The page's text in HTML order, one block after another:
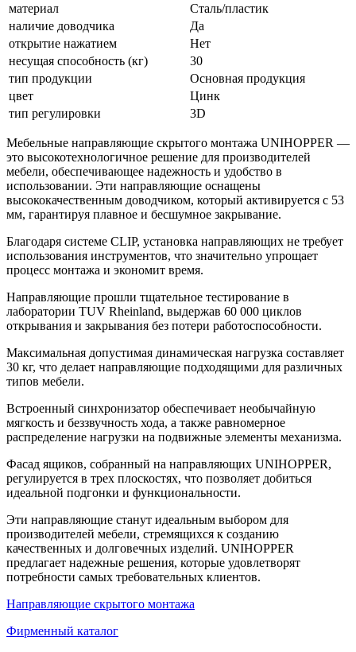
материал
Сталь/пластик
наличие доводчика
Да
открытие нажатием
Нет
несущая способность (кг)
30
тип продукции
Основная продукция
цвет
Цинк
тип регулировки
3D
Мебельные направляющие скрытого монтажа UNIHOPPER —
это высокотехнологичное решение для производителей
мебели, обеспечивающее надежность и удобство в
использовании. Эти направляющие оснащены
высококачественным доводчиком, который активируется с 53
мм, гарантируя плавное и бесшумное закрывание.
Благодаря системе CLIP, установка направляющих не требует
использования инструментов, что значительно упрощает
процесс монтажа и экономит время.
Направляющие прошли тщательное тестирование в
лаборатории TUV Rheinland, выдержав 60 000 циклов
открывания и закрывания без потери работоспособности.
Максимальная допустимая динамическая нагрузка составляет
30 кг, что делает направляющие подходящими для различных
типов мебели.
Встроенный синхронизатор обеспечивает необычайную
мягкость и беззвучность хода, а также равномерное
распределение нагрузки на подвижные элементы механизма.
Фасад ящиков, собранный на направляющих UNIHOPPER,
регулируется в трех плоскостях, что позволяет добиться
идеальной подгонки и функциональности.
Эти направляющие станут идеальным выбором для
производителей мебели, стремящихся к созданию
качественных и долговечных изделий. UNIHOPPER
предлагает надежные решения, которые удовлетворят
потребности самых требовательных клиентов.
Направляющие скрытого монтажа
Фирменный каталог